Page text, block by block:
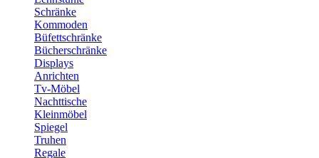
Schränke
Kommoden
Büfettschränke
Bücherschränke
Displays
Anrichten
Tv-Möbel
Nachttische
Kleinmöbel
Spiegel
Truhen
Regale